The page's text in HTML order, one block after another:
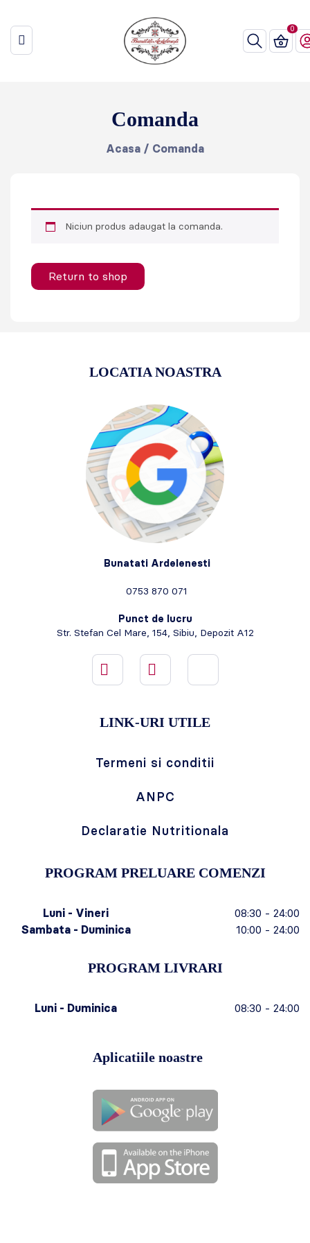
Comanda
Acasa / Comanda
Niciun produs adaugat la comanda.
Return to shop
LOCATIA NOASTRA
Bunatati Ardelenesti
0753 870 071
Punct de lucru
Str. Stefan Cel Mare, 154, Sibiu, Depozit A12
LINK-URI UTILE
Termeni si conditii
ANPC
Declaratie Nutritionala
PROGRAM PRELUARE COMENZI
Luni - Vineri
08:30 - 24:00
Sambata - Duminica
10:00 - 24:00
PROGRAM LIVRARI
Luni - Duminica 08:30 - 24:00
Aplicatiile noastre